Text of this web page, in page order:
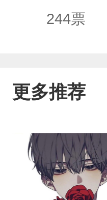
244票
更多推荐